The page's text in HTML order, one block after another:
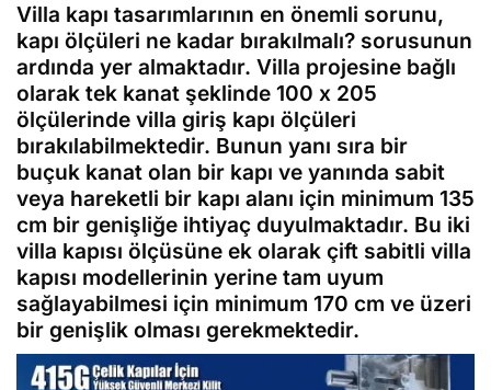
Villa kapı tasarımlarının en önemli sorunu,
kapı ölçüleri ne kadar bırakılmalı? sorusunun
ardında yer almaktadır. Villa projesine bağlı
olarak tek kanat şeklinde 100 x 205
ölçülerinde villa giriş kapı ölçüleri
bırakılabilmektedir. Bunun yanı sıra bir
buçuk kanat olan bir kapı ve yanında sabit
veya hareketli bir kapı alanı için minimum 135
cm bir genişliğe ihtiyaç duyulmaktadır. Bu iki
villa kapısı ölçüsüne ek olarak çift sabitli villa
kapısı modellerinin yerine tam uyum
sağlayabilmesi için minimum 170 cm ve üzeri
bir genişlik olması gerekmektedir.